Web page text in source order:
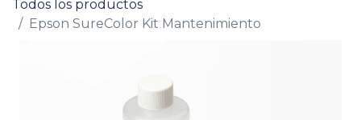
Todos los productos
Epson SureColor Kit Mantenimiento